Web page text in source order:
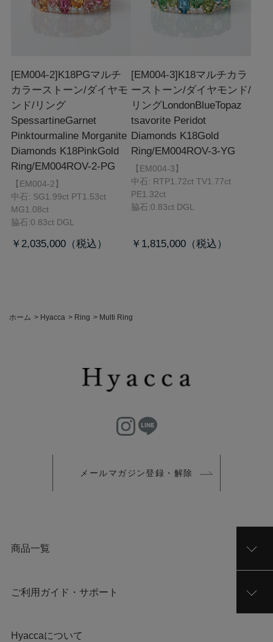
[EM004-2]K18PGマルチ
カラーストーン/ダイヤモ
ンド/リング
SpessartineGarnet
Pinktourmaline Morganite
Diamonds K18PinkGold
Ring/EM004ROV-2-PG
【EM004-2】
中石: SG1.99ct PT1.53ct
MG1.08ct
脇石:0.83ct DGL
￥2,035,000
[EM004-3]K18マルチカラ
ーストーン/ダイヤモンド/
リングLondonBlueTopaz
tsavorite Peridot
Diamonds K18Gold
Ring/EM004ROV-3-YG
【EM004-3】
中石: RTP1.72ct TV1.77ct
PE1.32ct
脇石:0.83ct DGL
￥1,815,000
ホーム > Hyacca > Ring > Multi Ring
メールマガジン登録・解除
商品一覧
ご利用ガイド・サポート
Hyaccaについて